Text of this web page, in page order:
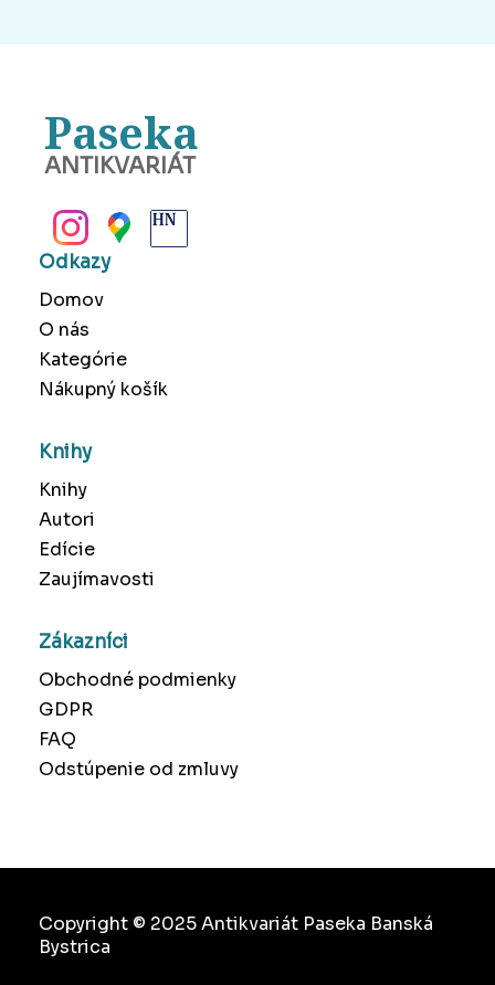
Paseka
ANTIKVARIÁT
Odkazy
Domov
O nás
Kategórie
Nákupný košík
Knihy
Knihy
Autori
Edície
Zaujímavosti
Zákazníci
Obchodné podmienky
GDPR
FAQ
Odstúpenie od zmluvy
Copyright © 2025 Antikvariát Paseka Banská
Bystrica